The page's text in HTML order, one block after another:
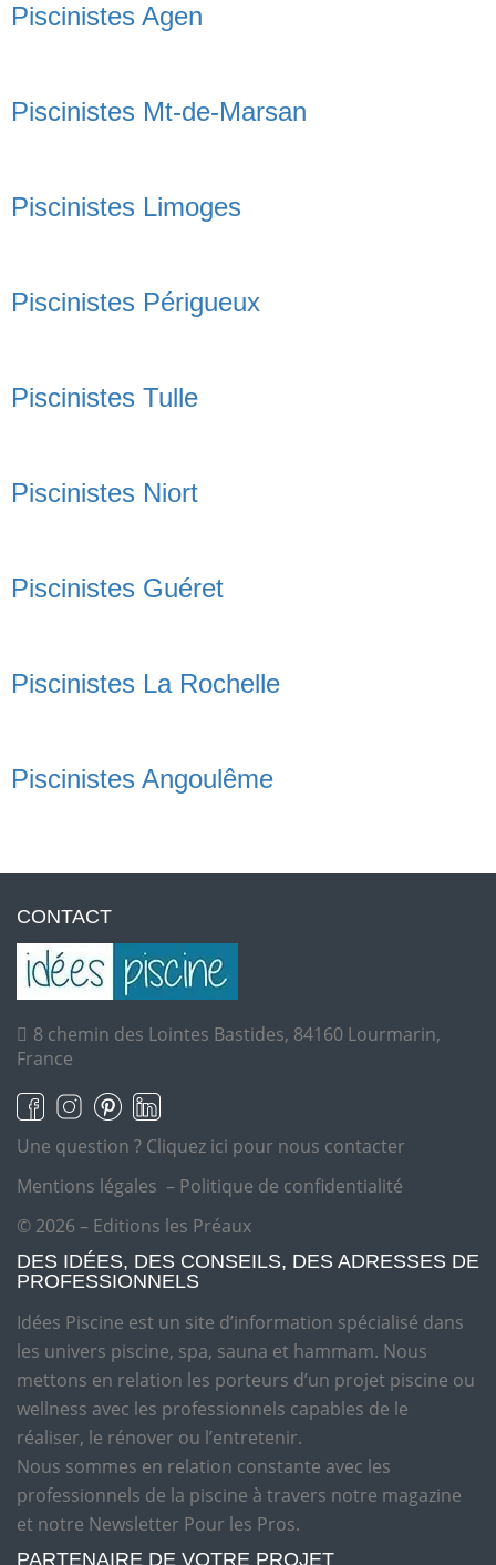
Piscinistes Agen
Piscinistes Mt-de-Marsan
Piscinistes Limoges
Piscinistes Périgueux
Piscinistes Tulle
Piscinistes Niort
Piscinistes Guéret
Piscinistes La Rochelle
Piscinistes Angoulême
CONTACT
8 chemin des Lointes Bastides, 84160 Lourmarin,
France
Une question ? Cliquez ici pour nous contacter
Mentions légales – Politique de confidentialité
© 2026 – Editions les Préaux
DES IDÉES, DES CONSEILS, DES ADRESSES DE
PROFESSIONNELS
Idées Piscine est un site d’information spécialisé dans
les univers piscine, spa, sauna et hammam. Nous
mettons en relation les porteurs d’un projet piscine ou
wellness avec les professionnels capables de le
réaliser, le rénover ou l’entretenir.
Nous sommes en relation constante avec les
professionnels de la piscine à travers notre magazine
et notre Newsletter Pour les Pros.
PARTENAIRE DE VOTRE PROJET